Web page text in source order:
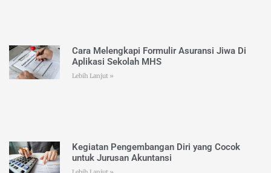
Cara Melengkapi Formulir Asuransi Jiwa Di
Aplikasi Sekolah MHS
Lebih Lanjut »
Kegiatan Pengembangan Diri yang Cocok
untuk Jurusan Akuntansi